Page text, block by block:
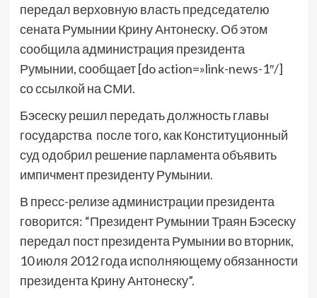
передал верховную власть председателю
сената Румынии Крину Антонеску. Об этом
сообщила администрация президента
Румынии, сообщает [do action=»link-news-1″/]
со ссылкой на СМИ.
Бэсеску решил передать должность главы
государства после того, как Конституционный
суд одобрил решение парламента объявить
импичмент президенту Румынии.
В пресс-релизе администрации президента
говорится: “Президент Румынии Траян Бэсеску
передал пост президента Румынии во вторник,
10 июля 2012 года исполняющему обязанности
президента Крину Антонеску”.